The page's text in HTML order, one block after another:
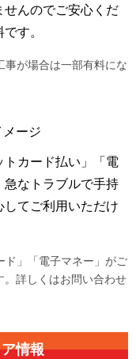
せんのでご安心くだ
す。
事が場合は一部有料にな
カード払い」「電
急なトラブルで手持
てご利用いただけ
ド」「電子マネー」がご
。詳しくはお問い合わせ
情報